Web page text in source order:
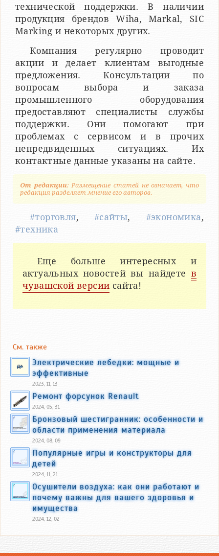
технической поддержки. В наличии
продукция брендов Wiha, Markal, SIC
Marking и некоторых других.
Компания регулярно проводит
акции и делает клиентам выгодные
предложения. Консультации по
вопросам выбора и заказа
промышленного оборудования
предоставляют специалисты службы
поддержки. Они помогают при
проблемах с сервисом и в прочих
непредвиденных ситуациях. Их
контактные данные указаны на сайте.
От редакции: Размещение статей не означает, что
редакция разделяет мнение его авторов.
#торговля, #сайты, #экономика,
#техника
Еще больше интересных и
актуальных новостей вы найдете в
чувашской версии сайта!
См. также
Электрические лебедки: мощные и
эффективные
2023, 11, 13
Ремонт форсунок Renault
2024, 05, 31
Бронзовый шестигранник: особенности и
области применения материала
2024, 08, 09
Популярные игры и конструкторы для
детей
2024, 11, 21
Осушители воздуха: как они работают и
почему важны для вашего здоровья и
имущества
2024, 12, 02